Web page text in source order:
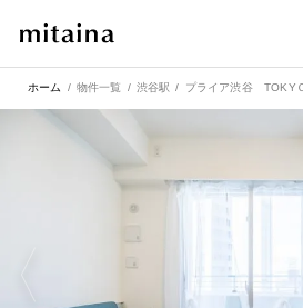
ホーム 物件一覧 渋谷駅 プライア渋谷 TOKY